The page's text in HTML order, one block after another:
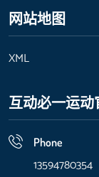
网站地图
XML
互动必一运动
Phone
13594780354